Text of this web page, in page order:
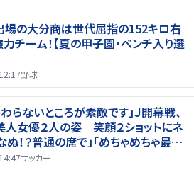
場の大分商は世代屈指の152キロ右
チーム！【夏の甲子園・ベンチ入り選
野球
らないところが素敵です」Ｊ開幕戦、
人女優２人の姿 笑顔２ショットにネ
ぬ！？普通の席で」「めちゃめちゃ最上
」サッカー